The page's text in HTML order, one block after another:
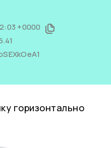
+0000
горизонтально